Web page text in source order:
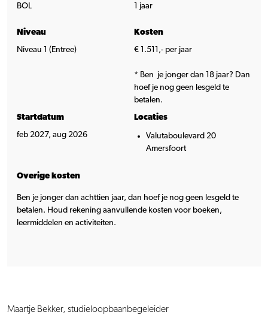
BOL 1 jaar
Niveau
Niveau 1 (Entree)
Kosten
€ 1.511,- per jaar
* Ben je jonger dan 18 jaar? Dan
hoef je nog geen lesgeld te
betalen.
Startdatum
feb 2027, aug 2026
Locaties
Valutaboulevard 20
Amersfoort
Overige kosten
Ben je jonger dan achttien jaar, dan hoef je nog geen lesgeld te
betalen. Houd rekening aanvullende kosten voor boeken,
leermiddelen en activiteiten.
Maartje Bekker, studieloopbaanbegeleider